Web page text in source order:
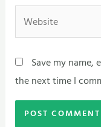
Website
Save my
the next time I